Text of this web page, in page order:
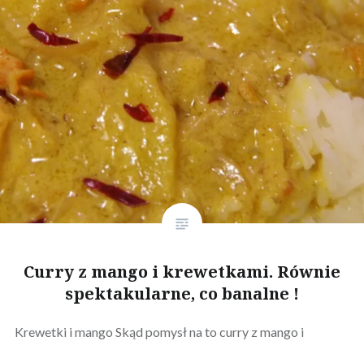
Curry z mango i krewetkami. Równie
spektakularne, co banalne !
Krewetki i mango Skąd pomysł na to curry z mango i